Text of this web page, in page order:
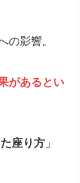
の影響。
があるとい
座り方 」